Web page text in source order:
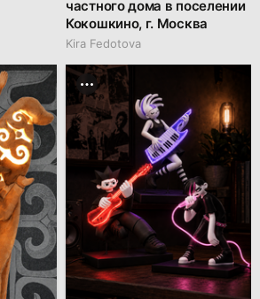
частного дома в поселении
Кокошкино, г. Москва
Kira Fedotova